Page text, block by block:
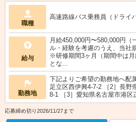
職種
高速路線バス乗務員（ドライ
給与
月給450,000円〜580,000円
ル・経験を考慮のうえ、当社
※研修期間3ヶ月（期間中は月
とな...
勤務地
下記よりご希望の勤務地へ配
足立区西伊興4-7-2 ［2］長野
8-1 ［3］愛知県名古屋市港区
応募締め切り2026/11/27まで